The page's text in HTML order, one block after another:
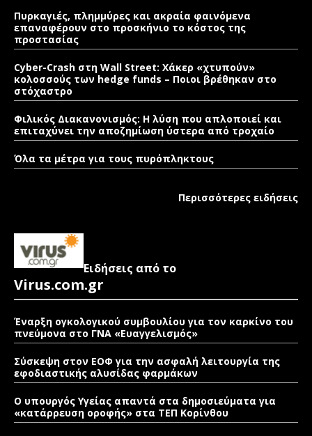
Πυρκαγιές, πλημμύρες και ακραία φαινόμενα
επαναφέρουν στο προσκήνιο το κόστος της
προστασίας
Cyber-Crash στη Wall Street: Χάκερ «χτυπούν»
κολοσσούς των hedge funds – Ποιοι βρέθηκαν στο
στόχαστρο
Φιλικός Διακανονισμός: Η λύση που απλοποιεί και
επιταχύνει την αποζημίωση ύστερα από τροχαίο
Όλα τα μέτρα για τους πυρόπληκτους
Περισσότερες ειδήσεις
Ειδήσεις από το
Virus.com.gr
Έναρξη ογκολογικού συμβουλίου για τον καρκίνο του
πνεύμονα στο ΓΝΑ «Ευαγγελισμός»
Σύσκεψη στον ΕΟΦ για την ασφαλή λειτουργία της
εφοδιαστικής αλυσίδας φαρμάκων
Ο υπουργός Υγείας απαντά στα δημοσιεύματα για
«κατάρρευση οροφής» στα ΤΕΠ Κορίνθου